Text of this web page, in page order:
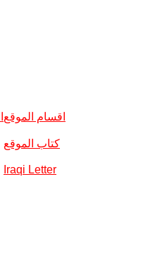
اقسام الموقع
كتاب الموقع
Iraqi Letter